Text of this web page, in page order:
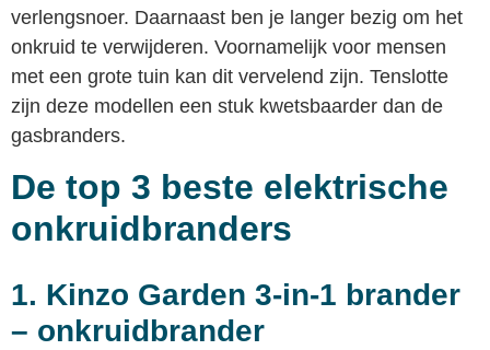
verlengsnoer. Daarnaast ben je langer bezig om het
onkruid te verwijderen. Voornamelijk voor mensen
met een grote tuin kan dit vervelend zijn. Tenslotte
zijn deze modellen een stuk kwetsbaarder dan de
gasbranders.
De top 3 beste elektrische
onkruidbranders
1. Kinzo Garden 3-in-1 brander
– onkruidbrander